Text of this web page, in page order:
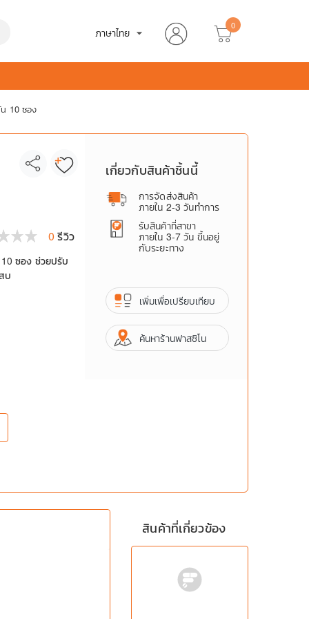
ภาษาไทย arrow_drop_down
0
10 ซอง
0 รีวิว
ซอง ช่วยปรับ
บ
เกี่ยวกับสินค้าชิ้นนี้
การจัดส่งสินค้า
ภายใน 2-3 วันทำการ
รับสินค้าที่สาขา
ภายใน 3-7 วัน ขึ้นอยู่
กับระยะทาง
เพิ่มเพื่อเปรียบเทียบ
ค้นหาร้านฟาสซิโน
สินค้าที่เกี่ยวข้อง